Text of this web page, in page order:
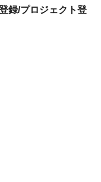
録/プロジェクト登